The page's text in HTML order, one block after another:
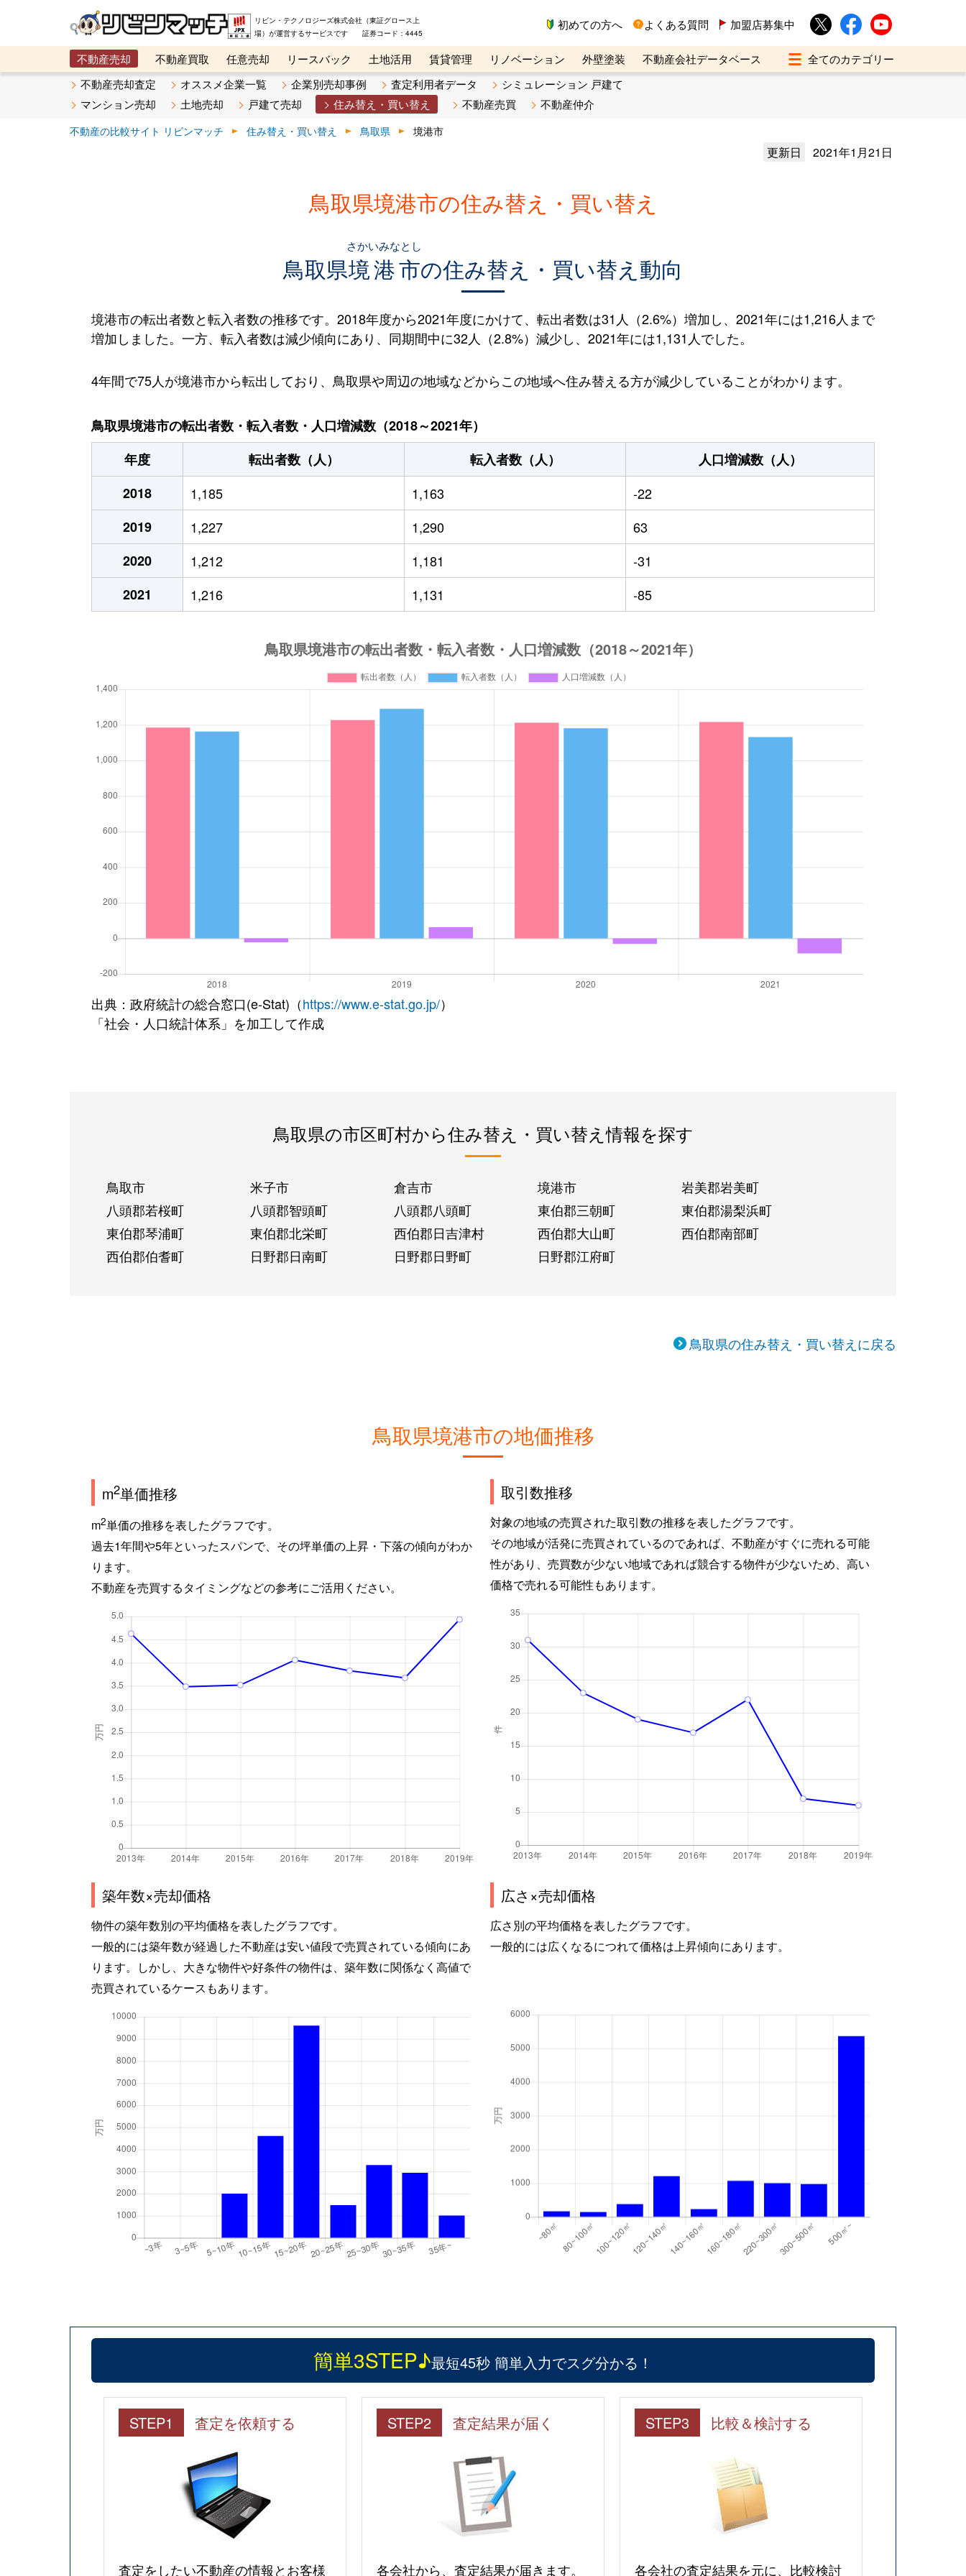
リビン・テクノロジーズ株式会社（東証グロース上
場）が運営するサービスです 証券コード：4445
初めての方へ よくある質問 加盟店募集中
不動産売却 不動産買取 任意売却 リースバック 土地活用 賃貸管理 リノベーション 外壁塗装
不動産会社データベース
メタ住宅展示場
ベスト不動産カンパニー オンライン講座 リビンマガジンBiz 不動産売却ご相談デスク
不動産売却査定 オススメ企業一覧 企業別売却事例 査定利用者データ
シミュレーション 戸建て
マンション売却
土地売却 戸建て売却 住み替え・買い替え 不動産売買 不動産仲介
不動産の比較サイト リビンマッチ 住み替え・買い替え 鳥取県 境港市
更新日 2021年1月21日
鳥取県境港市の住み替え・買い替え
鳥取県境港市
さかいみなとし
の住み替え・買い替え動向
境港市の転出者数と転入者数の推移です。2018年度から2021年度にかけて、転出者数は31人（2.6%）増加し、2021年には1,216人まで
増加しました。一方、転入者数は減少傾向にあり、同期間中に32人（2.8%）減少し、2021年には1,131人でした。
4年間で75人が境港市から転出しており、鳥取県や周辺の地域などからこの地域へ住み替える方が減少していることがわかります。
鳥取県境港市の転出者数・転入者数・人口増減数（2018～2021年）
年度
転出者数（人） 転入者数（人）
人口増減数（人）
2018
1,185 1,163
-22
2019
1,227 1,290
63
2020
1,212 1,181
-31
2021
1,216 1,131 -85
出典：政府統計の総合窓口(e-Stat)（https://www.e-stat.go.jp/）
「社会・人口統計体系」を加工して作成
鳥取県の市区町村から住み替え・買い替え情報を探す
鳥取市 米子市 倉吉市 境港市
岩美郡岩美町
八頭郡若桜町
八頭郡智頭町 八頭郡八頭町 東伯郡三朝町
東伯郡湯梨浜町
東伯郡琴浦町
東伯郡北栄町 西伯郡日吉津村 西伯郡大山町
西伯郡南部町
西伯郡伯耆町
日野郡日南町 日野郡日野町 日野郡江府町
鳥取県の住み替え・買い替えに戻る
鳥取県境港市の地価推移
m2単価推移
m2単価の推移を表したグラフです。
過去1年間や5年といったスパンで、その坪単価の上昇・下落の傾向がわか
ります。
不動産を売買するタイミングなどの参考にご活用ください。
取引数推移
対象の地域の売買された取引数の推移を表したグラフです。
その地域が活発に売買されているのであれば、不動産がすぐに売れる可能
性があり、売買数が少ない地域であれば競合する物件が少ないため、高い
価格で売れる可能性もあります。
築年数×売却価格
物件の築年数別の平均価格を表したグラフです。
一般的には築年数が経過した不動産は安い値段で売買されている傾向にあ
ります。しかし、大きな物件や好条件の物件は、築年数に関係なく高値で
売買されているケースもあります。
広さ×売却価格
広さ別の平均価格を表したグラフです。
一般的には広くなるにつれて価格は上昇傾向にあります。
簡単3STEP♪最短45秒 簡単入力でスグ分かる！
STEP1 査定を依頼する
査定をしたい不動産の情報とお客様
STEP2 査定結果が届く
各会社から、査定結果が届きます。
STEP3 比較＆検討する
各会社の査定結果を元に、比較検討